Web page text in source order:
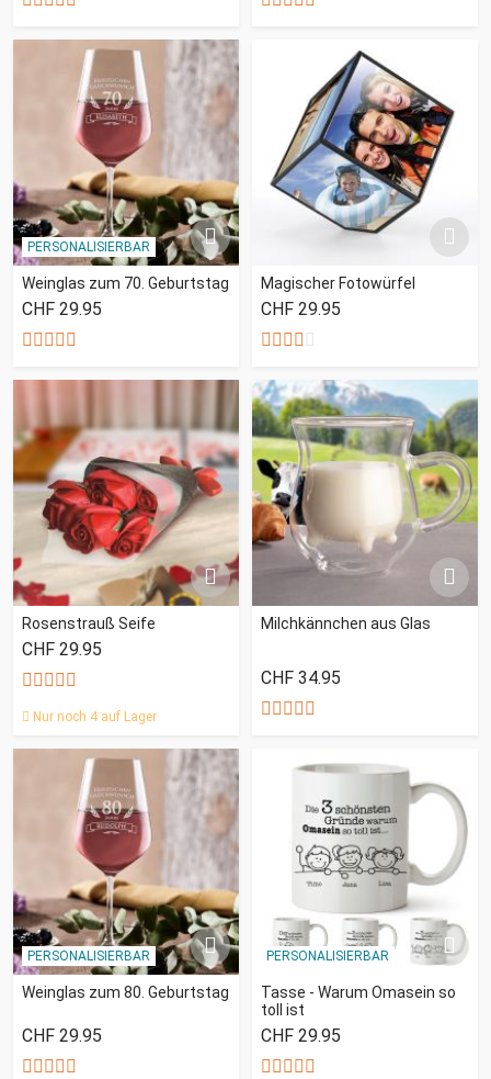
PERSONALISIERBAR
Weinglas zum 70. Geburtstag
CHF 29.95
Magischer Fotowürfel
CHF 29.95
Rosenstrauß Seife
CHF 29.95
Nur noch 4 auf Lager
Milchkännchen aus Glas
CHF 34.95
PERSONALISIERBAR
Weinglas zum 80. Geburtstag
CHF 29.95
PERSONALISIERBAR
Tasse - Warum Omasein so
toll ist
CHF 29.95